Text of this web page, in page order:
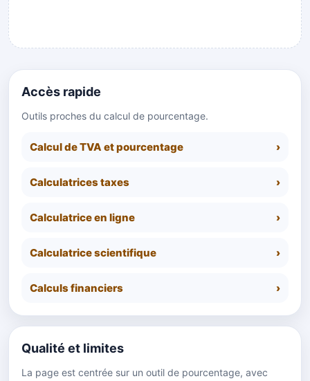
Accès rapide
Outils proches du calcul de pourcentage.
Calcul de TVA et pourcentage
Calculatrices taxes
Calculatrice en ligne
Calculatrice scientifique
Calculs financiers
Qualité et limites
La page est centrée sur un outil de pourcentage, avec